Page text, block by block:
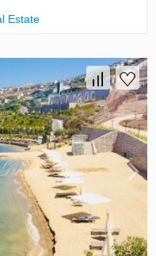
Estate